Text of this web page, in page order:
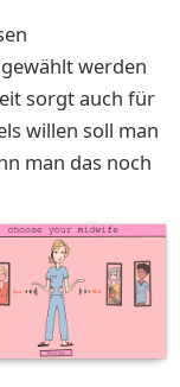
werden
sorgt auch für
willen soll man
man das noch